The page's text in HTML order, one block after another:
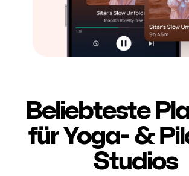
Beliebteste
für Yoga- &
Studios